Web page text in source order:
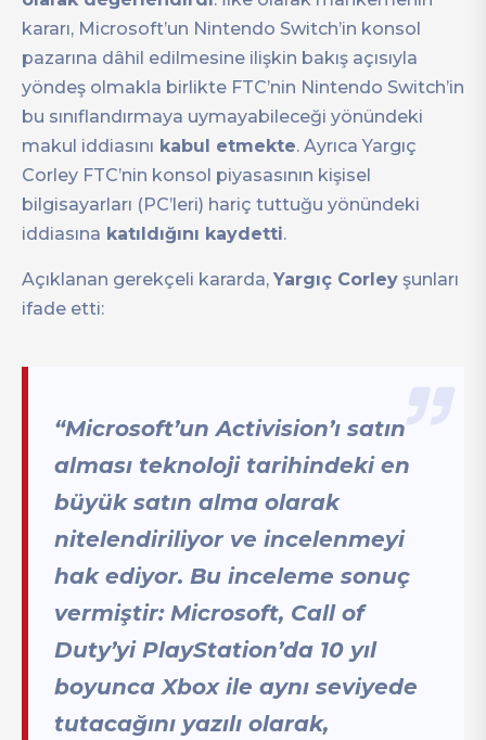
kararı, Microsoft’un Nintendo Switch’in konsol
pazarına dâhil edilmesine ilişkin bakış açısıyla
yöndeş olmakla birlikte FTC’nin Nintendo Switch’in
bu sınıflandırmaya uymayabileceği yönündeki
makul iddiasını kabul etmekte. Ayrıca Yargıç
Corley FTC’nin konsol piyasasının kişisel
bilgisayarları (PC’leri) hariç tuttuğu yönündeki
iddiasına katıldığını kaydetti.
Açıklanan gerekçeli kararda, Yargıç Corley şunları
ifade etti:
“Microsoft’un Activision’ı satın
alması teknoloji tarihindeki en
büyük satın alma olarak
nitelendiriliyor ve incelenmeyi
hak ediyor. Bu inceleme sonuç
vermiştir: Microsoft, Call of
Duty’yi PlayStation’da 10 yıl
boyunca Xbox ile aynı seviyede
tutacağını yazılı olarak,